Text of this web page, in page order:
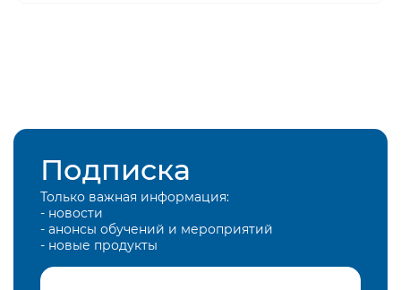
Подписка
Только важная информация:
- новости
- анонсы обучений и мероприятий
- новые продукты